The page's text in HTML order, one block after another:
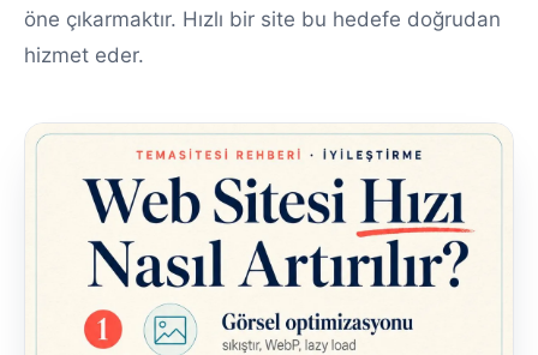
öne çıkarmaktır. Hızlı bir site bu hedefe doğrudan
hizmet eder.